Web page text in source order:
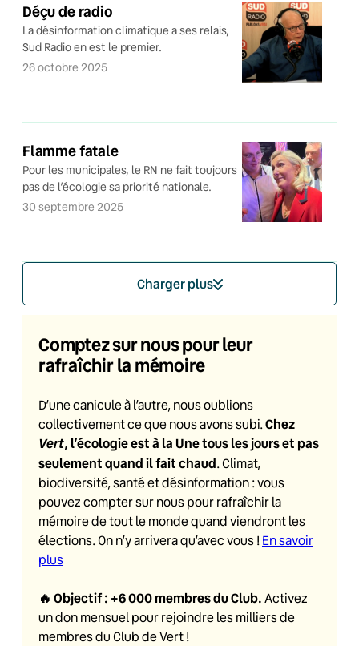
Déçu de radio
La désinformation climatique a ses relais,
Sud Radio en est le premier.
26 octobre 2025
Flamme fatale
Pour les municipales, le RN ne fait toujours
pas de l’écologie sa priorité nationale.
30 septembre 2025
Charger plus
Comptez sur nous pour leur
rafraîchir la mémoire
D’une canicule à l’autre, nous oublions
collectivement ce que nous avons subi.Chez
Vert, l’écologie est à la Une tous les jours et pas
seulement quand il fait chaud. Climat,
biodiversité, santé et désinformation : vous
pouvez compter sur nous pour rafraîchir la
mémoire de tout le monde quand viendront les
élections. On n’y arrivera qu’avec vous ! En savoir
plus
🔥 Objectif : +6 000 membres du Club. Activez
un don mensuel pour rejoindre les milliers de
membres du Club de Vert !